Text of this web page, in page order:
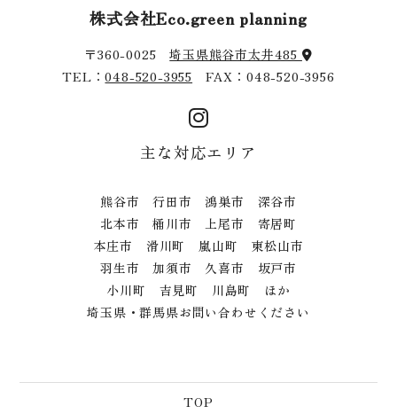
株式会社Eco.green planning
〒360-0025埼玉県熊谷市太井485
TEL：048-520-3955 FAX：048-520-3956
主な対応エリア
熊谷市 行田市 鴻巣市 深谷市
北本市 桶川市 上尾市 寄居町
本庄市 滑川町 嵐山町 東松山市
羽生市 加須市 久喜市 坂戸市
小川町 吉見町 川島町 ほか
埼玉県・群馬県お問い合わせください
TOP